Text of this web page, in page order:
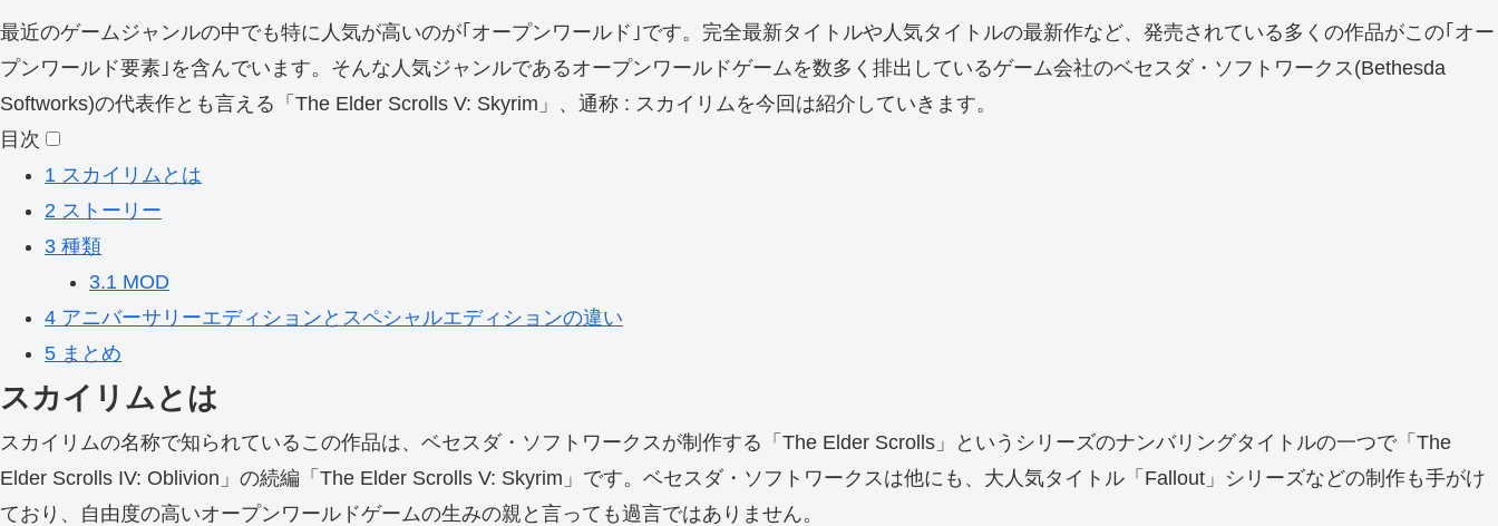
最近のゲームジャンルの中でも特に人気が高いのが｢オープンワールド｣です。完全最新タイトルや人気タイトルの最新作など、発売されている多くの作品がこの｢オー
プンワールド要素｣を含んでいます。そんな人気ジャンルであるオープンワールドゲームを数多く排出しているゲーム会社のベセスダ・ソフトワークス(Bethesda
Softworks)の代表作とも言える「The Elder Scrolls V: Skyrim」、通称 : スカイリムを今回は紹介していきます。
目次
1 スカイリムとは
2 ストーリー
3 種類
3.1 MOD
4 アニバーサリーエディションとスペシャルエディションの違い
5 まとめ
スカイリムとは
スカイリムの名称で知られているこの作品は、ベセスダ・ソフトワークスが制作する「The Elder Scrolls」というシリーズのナンバリングタイトルの一つで「The
Elder Scrolls IV: Oblivion」の続編「The Elder Scrolls V: Skyrim」です。ベセスダ・ソフトワークスは他にも、大人気タイトル「Fallout」シリーズなどの制作も手がけ
ており、自由度の高いオープンワールドゲームの生みの親と言っても過言ではありません。